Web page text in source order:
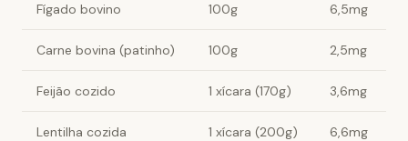
Fígado bovino 100g 6,5mg
Carne bovina (patinho) 100g 2,5mg
Feijão cozido 1 xícara (170g) 3,6mg
Lentilha cozida 1 xícara (200g) 6,6mg